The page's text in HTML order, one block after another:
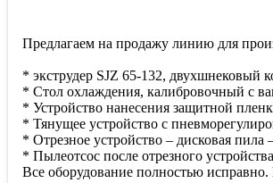
Предлагаем на продажу линию для
* экструдер SJZ 65-132, двухшнековый
* Стол охлаждения, калибровочный с
* Устройство нанесения защитной
* Тянущее устройство с
* Отрезное устройство – дисковая
* Пылеотсос после отрезного
Все оборудование полностью